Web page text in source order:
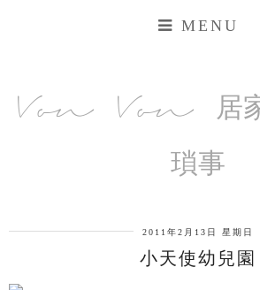
MENU
Von Von 居家
瑣事
2011年2月13日 星期日
小天使幼兒園